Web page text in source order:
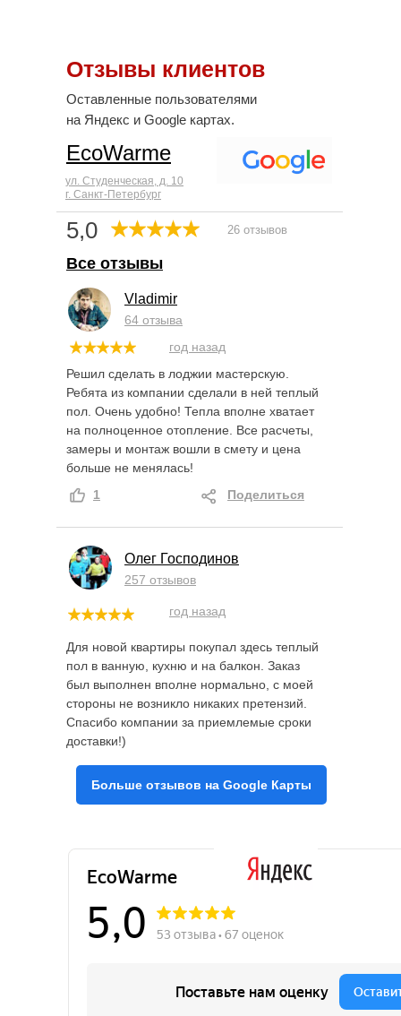
Отзывы клиентов
Оставленные пользователями
на Яндекс и Google картах.
5,0 26 отзывов
ул. Студенческая, д. 10
г. Санкт-Петербург
EcoWarme
год назад
Vladimir
64 отзыва
Все отзывы
Решил сделать в лоджии мастерскую.
Ребята из компании сделали в ней теплый
пол. Очень удобно! Тепла вполне хватает
на полноценное отопление. Все расчеты,
замеры и монтаж вошли в смету и цена
больше не менялась!
1
Поделиться
год назад
Олег Господинов
257 отзывов
Для новой квартиры покупал здесь теплый
пол в ванную, кухню и на балкон. Заказ
был выполнен вполне нормально, с моей
стороны не возникло никаких претензий.
Спасибо компании за приемлемые сроки
доставки!)
Больше отзывов на Google Карты